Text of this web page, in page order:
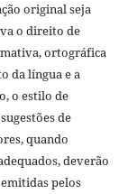
original seja
o direito de
ortográfica
da língua e a
o estilo de
de
quando
deverão
pelos